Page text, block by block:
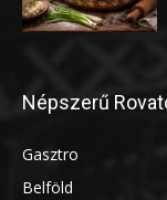
Népszerű
Gasztro
Belföld